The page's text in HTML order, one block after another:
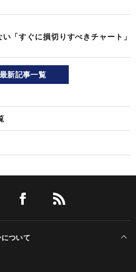
「すぐに損切りすべきチャート」
最新記事一覧
ついて